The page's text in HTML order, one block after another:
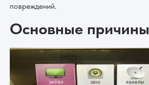
повреждений.
Основные причины